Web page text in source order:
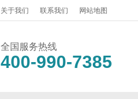
关于我们 联系我们 网站地图
全国服务热线
400-990-7385